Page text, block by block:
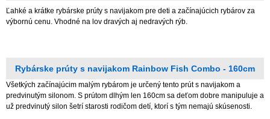
Ľahké a krátke rybárske prúty s navijakom pre deti a začínajúcich rybárov za
výbornú cenu. Vhodné na lov dravých aj nedravých rýb.
Rybárske prúty s navijakom Rainbow Fish Combo - 160cm
Všetkých začínajúcim malým rybárom je určený tento prút s navijakom a
predvinutým silonom. S prútom dlhým len 160cm sa deťom dobre manipuluje a
už predvinutý silon šetrí starosti rodičom detí, ktorí s tým nemajú skúsenosti.